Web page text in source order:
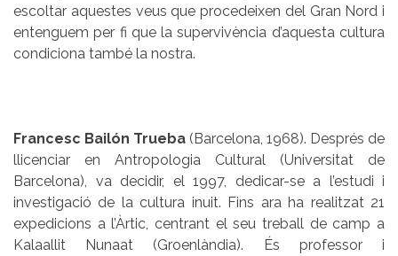
escoltar aquestes veus que procedeixen del Gran Nord i
entenguem per fi que la supervivència d’aquesta cultura
condiciona també la nostra.
Francesc Bailón Trueba (Barcelona, 1968). Després de
llicenciar en Antropologia Cultural (Universitat de
Barcelona), va decidir, el 1997, dedicar-se a l’estudi i
investigació de la cultura inuit. Fins ara ha realitzat 21
expedicions a l’Àrtic, centrant el seu treball de camp a
Kalaallit Nunaat (Groenlàndia). És professor i